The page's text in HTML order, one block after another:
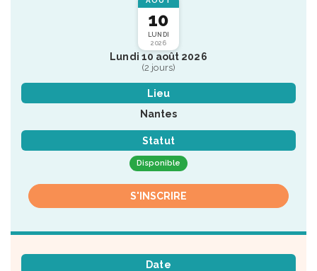
10
LUNDI
2026
Lundi 10 août 2026
(2 jours)
Lieu
Nantes
Statut
Disponible
S'INSCRIRE
Date